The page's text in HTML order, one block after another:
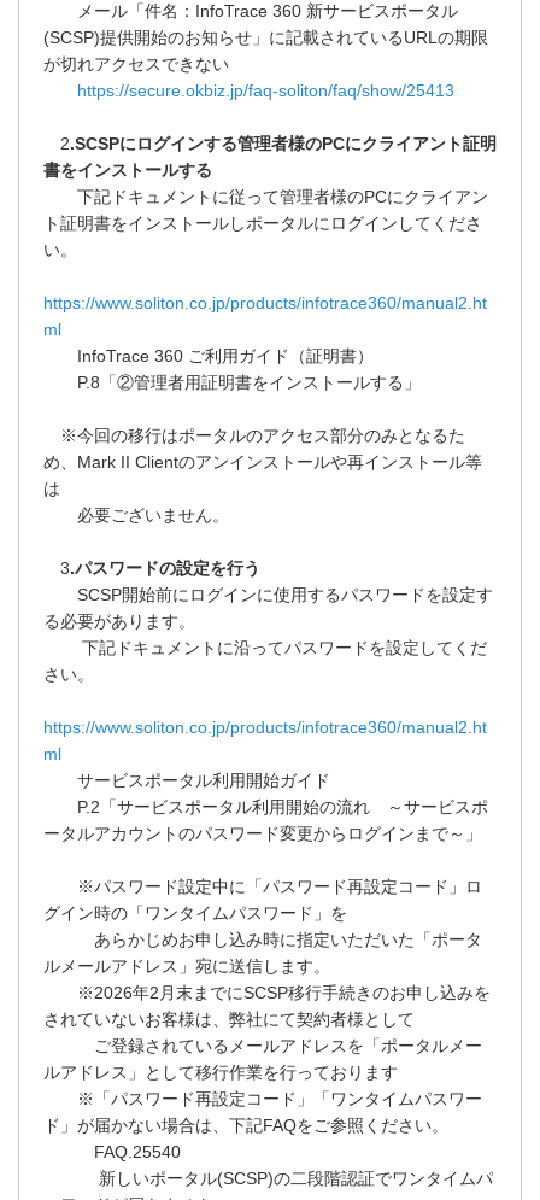
メール「件名：InfoTrace 360 新サービスポータル
(SCSP)提供開始のお知らせ」に記載されているURLの期限
が切れアクセスできない
https://secure.okbiz.jp/faq-soliton/faq/show/25413
2.SCSPにログインする管理者様のPCにクライアント証明
書をインストールする
下記ドキュメントに従って管理者様のPCにクライアン
ト証明書をインストールしポータルにログインしてくださ
い。
https://www.soliton.co.jp/products/infotrace360/manual2.ht
ml
InfoTrace 360 ご利用ガイド（証明書）
P.8「②管理者用証明書をインストールする」
※今回の移行はポータルのアクセス部分のみとなるた
め、Mark II Clientのアンインストールや再インストール等
は
必要ございません。
3.パスワードの設定を行う
SCSP開始前にログインに使用するパスワードを設定す
る必要があります。
下記ドキュメントに沿ってパスワードを設定してくだ
さい。
https://www.soliton.co.jp/products/infotrace360/manual2.ht
ml
サービスポータル利用開始ガイド
P.2「サービスポータル利用開始の流れ ～サービスポ
ータルアカウントのパスワード変更からログインまで～」
※パスワード設定中に「パスワード再設定コード」ロ
グイン時の「ワンタイムパスワード」を
あらかじめお申し込み時に指定いただいた「ポータ
ルメールアドレス」宛に送信します。
※2026年2月末までにSCSP移行手続きのお申し込みを
されていないお客様は、弊社にて契約者様として
ご登録されているメールアドレスを「ポータルメー
ルアドレス」として移行作業を行っております
※「パスワード再設定コード」「ワンタイムパスワー
ド」が届かない場合は、下記FAQをご参照ください。
FAQ.25540
新しいポータル(SCSP)の二段階認証でワンタイムパ